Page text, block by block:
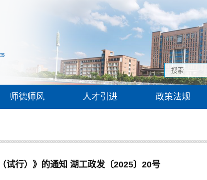
师德师风 人才引进 政策法规
试行）》的通知 湖工政发〔2025〕20号